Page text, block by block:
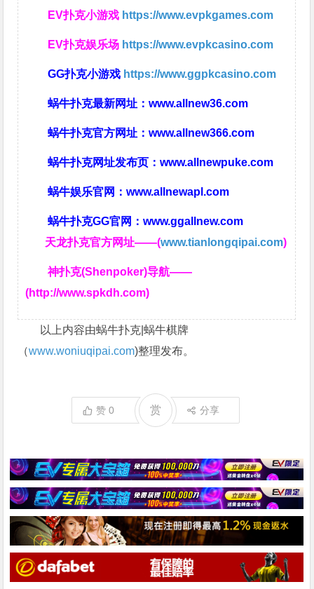
EV扑克小游戏 https://www.evpkgames.com
EV扑克娱乐场 https://www.evpkcasino.com
GG扑克小游戏 https://www.ggpkcasino.com
蜗牛扑克最新网址：www.allnew36.com
蜗牛扑克官方网址：www.allnew366.com
蜗牛扑克网址发布页：www.allnewpuke.com
蜗牛娱乐官网：www.allnewapl.com
蜗牛扑克GG官网：www.ggallnew.com
天龙扑克官方网址——(www.tianlongqipai.com)
神扑克(Shenpoker)导航——
(http://www.spkdh.com)
以上内容由蜗牛扑克|蜗牛棋牌
（www.woniuqipai.com)整理发布。
赞0 赏 分享